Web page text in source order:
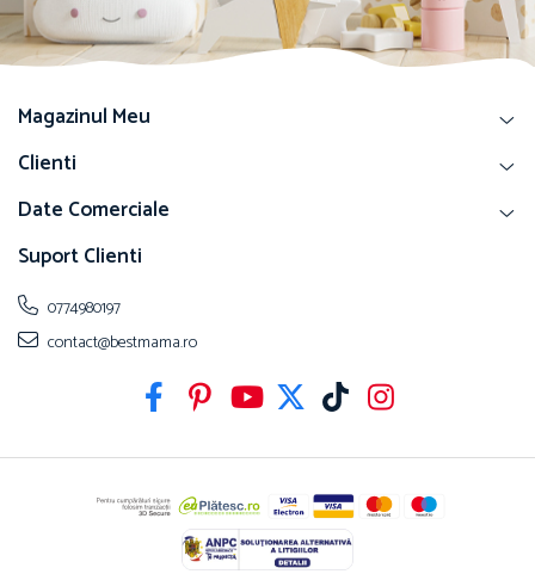
Magazinul Meu
Clienti
Date Comerciale
Suport Clienti
0774980197
contact@bestmama.ro